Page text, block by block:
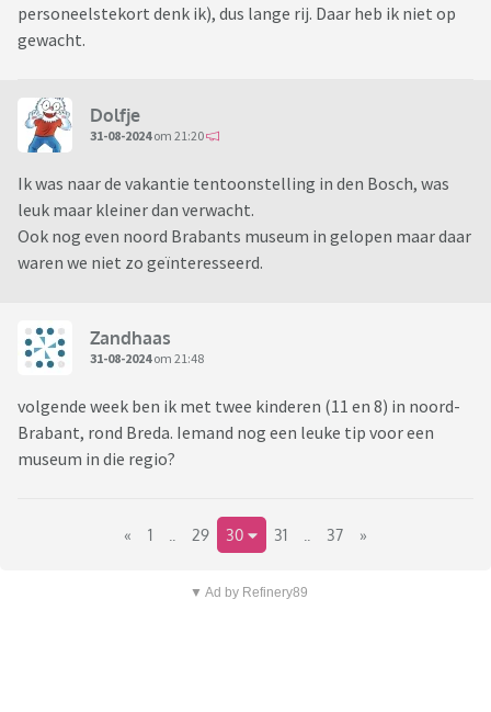
personeelstekort denk ik), dus lange rij. Daar heb ik niet op
gewacht.
Dolfje
31-08-2024om 21:20
Ik was naar de vakantie tentoonstelling in den Bosch, was
leuk maar kleiner dan verwacht.
Ook nog even noord Brabants museum in gelopen maar daar
waren we niet zo geïnteresseerd.
Zandhaas
31-08-2024om 21:48
volgende week ben ik met twee kinderen (11 en 8) in noord-
Brabant, rond Breda. Iemand nog een leuke tip voor een
museum in die regio?
« 1 29 30 31 37 »
▼ Ad by Refinery89